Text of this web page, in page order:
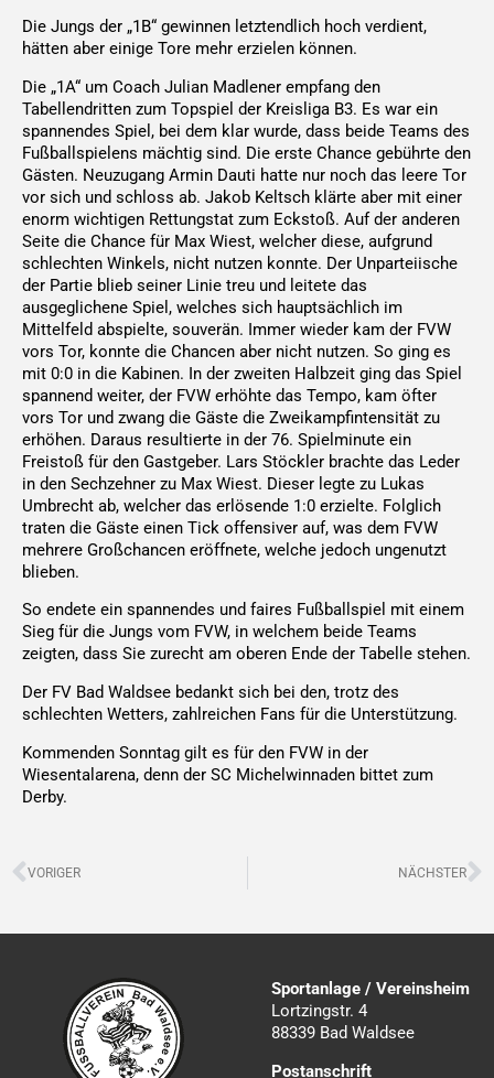
Die Jungs der „1B“ gewinnen letztendlich hoch verdient,
hätten aber einige Tore mehr erzielen können.
Die „1A“ um Coach Julian Madlener empfang den
Tabellendritten zum Topspiel der Kreisliga B3. Es war ein
spannendes Spiel, bei dem klar wurde, dass beide Teams des
Fußballspielens mächtig sind. Die erste Chance gebührte den
Gästen. Neuzugang Armin Dauti hatte nur noch das leere Tor
vor sich und schloss ab. Jakob Keltsch klärte aber mit einer
enorm wichtigen Rettungstat zum Eckstoß. Auf der anderen
Seite die Chance für Max Wiest, welcher diese, aufgrund
schlechten Winkels, nicht nutzen konnte. Der Unparteiische
der Partie blieb seiner Linie treu und leitete das
ausgeglichene Spiel, welches sich hauptsächlich im
Mittelfeld abspielte, souverän. Immer wieder kam der FVW
vors Tor, konnte die Chancen aber nicht nutzen. So ging es
mit 0:0 in die Kabinen. In der zweiten Halbzeit ging das Spiel
spannend weiter, der FVW erhöhte das Tempo, kam öfter
vors Tor und zwang die Gäste die Zweikampfintensität zu
erhöhen. Daraus resultierte in der 76. Spielminute ein
Freistoß für den Gastgeber. Lars Stöckler brachte das Leder
in den Sechzehner zu Max Wiest. Dieser legte zu Lukas
Umbrecht ab, welcher das erlösende 1:0 erzielte. Folglich
traten die Gäste einen Tick offensiver auf, was dem FVW
mehrere Großchancen eröffnete, welche jedoch ungenutzt
blieben.
So endete ein spannendes und faires Fußballspiel mit einem
Sieg für die Jungs vom FVW, in welchem beide Teams
zeigten, dass Sie zurecht am oberen Ende der Tabelle stehen.
Der FV Bad Waldsee bedankt sich bei den, trotz des
schlechten Wetters, zahlreichen Fans für die Unterstützung.
Kommenden Sonntag gilt es für den FVW in der
Wiesentalarena, denn der SC Michelwinnaden bittet zum
Derby.
Zurück
VORIGER NÄCHSTER
Sportanlage / Vereinsheim
Lortzingstr. 4
88339 Bad Waldsee
Postanschrift